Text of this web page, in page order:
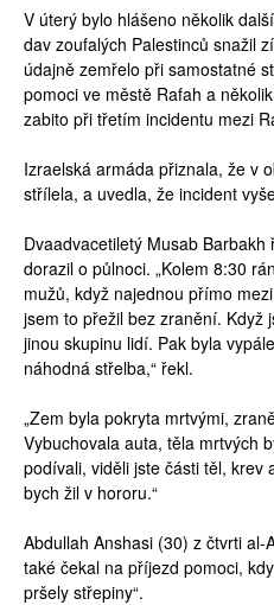
V úterý bylo hlášeno několik
dav zoufalých Palestinců snažil
údajně zemřelo při samostatné
pomoci ve městě Rafah a
zabito při třetím incidentu mezi
Izraelská armáda přiznala, že v
střílela, a uvedla, že incident
Dvaadvacetiletý Musab
dorazil o půlnoci. „Kolem 8:30
mužů, když najednou přímo
jsem to přežil bez zranění. Když
jinou skupinu lidí. Pak byla
náhodná střelba,“ řekl.
„Zem byla pokryta mrtvými,
Vybuchovala auta, těla mrtvých
podívali, viděli jste části těl, krev
bych žil v hororu.“
Abdullah Anshasi (30) z čtvrti al-
také čekal na příjezd pomoci,
pršely střepiny“.